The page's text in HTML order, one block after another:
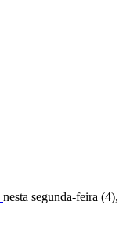
nesta segunda-feira